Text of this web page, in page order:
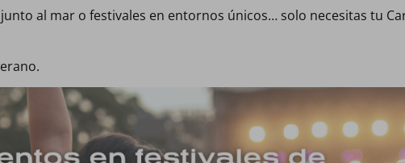
al mar o festivales en entornos únicos… solo necesitas tu